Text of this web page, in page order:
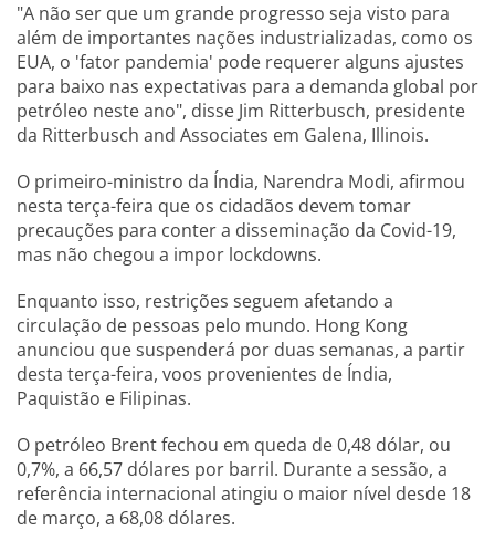
"A não ser que um grande progresso seja visto para
além de importantes nações industrializadas, como os
EUA, o 'fator pandemia' pode requerer alguns ajustes
para baixo nas expectativas para a demanda global por
petróleo neste ano", disse Jim Ritterbusch, presidente
da Ritterbusch and Associates em Galena, Illinois.
O primeiro-ministro da Índia, Narendra Modi, afirmou
nesta terça-feira que os cidadãos devem tomar
precauções para conter a disseminação da Covid-19,
mas não chegou a impor lockdowns.
Enquanto isso, restrições seguem afetando a
circulação de pessoas pelo mundo. Hong Kong
anunciou que suspenderá por duas semanas, a partir
desta terça-feira, voos provenientes de Índia,
Paquistão e Filipinas.
O petróleo Brent fechou em queda de 0,48 dólar, ou
0,7%, a 66,57 dólares por barril. Durante a sessão, a
referência internacional atingiu o maior nível desde 18
de março, a 68,08 dólares.